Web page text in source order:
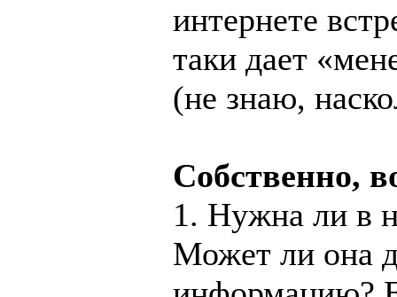
интернете
таки дает
(не знаю,
Собственно,
1. Нужна ли в
Может ли она